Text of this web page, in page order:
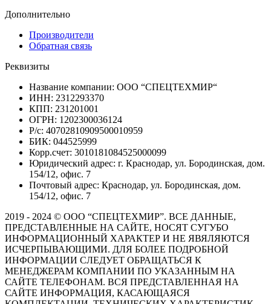
Дополнительно
Производители
Обратная связь
Реквизиты
Название компании: ООО “СПЕЦТЕХМИР“
ИНН: 2312293370
КПП: 231201001
ОГРН: 1202300036124
Р/с: 40702810909500010959
БИК: 044525999
Корр.счет: 3010181084525000099
Юридический адрес: г. Краснодар, ул. Бородинская, дом.
154/12, офис. 7
Почтовый адрес: Краснодар, ул. Бородинская, дом.
154/12, офис. 7
2019 - 2024 © ООО “СПЕЦТЕХМИР”. ВСЕ ДАННЫЕ,
ПРЕДСТАВЛЕННЫЕ НА САЙТЕ, НОСЯТ СУГУБО
ИНФОРМАЦИОННЫЙ ХАРАКТЕР И НЕ ЯВЯЛЯЮТСЯ
ИСЧЕРПЫВАЮЩИМИ. ДЛЯ БОЛЕЕ ПОДРОБНОЙ
ИНФОРМАЦИИ СЛЕДУЕТ ОБРАЩАТЬСЯ К
МЕНЕДЖЕРАМ КОМПАНИИ ПО УКАЗАННЫМ НА
САЙТЕ ТЕЛЕФОНАМ. ВСЯ ПРЕДСТАВЛЕННАЯ НА
САЙТЕ ИНФОРМАЦИЯ, КАСАЮЩАЯСЯ